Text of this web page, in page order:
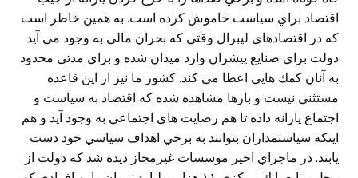
اقتصاد براي سياست خاموش كرده است. به همين خاطر است
كه در اقتصادهاي ليبرال وقتي كه بحران مالي به وجود مي آيد
دولت براي صنايع پيشران وارد ميدان شده و براي مدتي محدود
به آنان كمك هايي اعطا مي كند. كشور ما نيز از اين قاعده
مستثني نيست و بارها مشاهده شده كه اقتصاد به سياست و
اجتماع يارانه داده تا هم رضايت هاي اجتماعي به وجود آيد و هم
اينكه سياستمداران بتوانند به برخي اهداف سياسي خود دست
يابند. در ماجراي اخير موسسات غيرمجاز ديده شد كه دولت از